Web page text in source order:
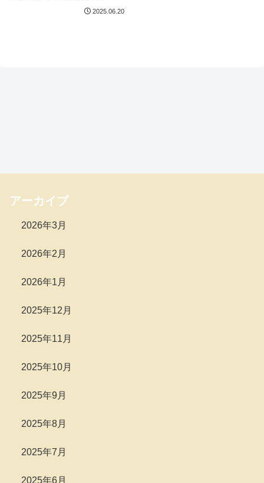
2025.06.20
アーカイブ
2026年3月
2026年2月
2026年1月
2025年12月
2025年11月
2025年10月
2025年9月
2025年8月
2025年7月
2025年6月